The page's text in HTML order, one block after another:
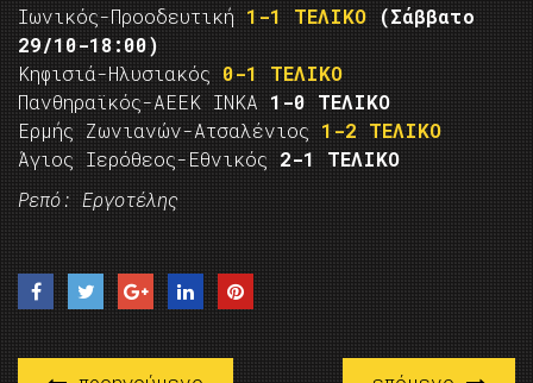
Ιωνικός-Προοδευτική 1-1 ΤΕΛΙΚΟ
(Σάββατο
29/10-18:00)
Κηφισιά-Ηλυσιακός 0-1 ΤΕΛΙΚΟ
Πανθηραϊκός-ΑΕΕΚ ΙΝΚΑ 1-0 ΤΕΛΙΚΟ
Ερμής Ζωνιανών-Ατσαλένιος 1-2 ΤΕΛΙΚΟ
Άγιος Ιερόθεος-Εθνικός 2-1 ΤΕΛΙΚΟ
Ρεπό: Εργοτέλης